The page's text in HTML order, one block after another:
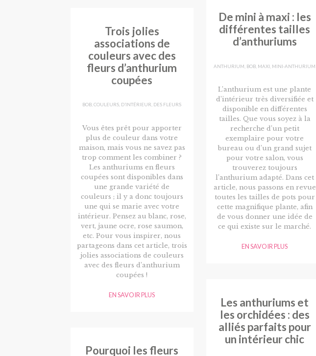
Trois jolies
associations de
couleurs avec des
fleurs d’anthurium
coupées
BOB ,COULEURS D’INTÉRIEUR DES FLEURS
Vous êtes prêt pour apporter
plus de couleur dans votre
maison, mais vous ne savez pas
trop comment les combiner ?
Les anthuriums en fleurs
coupées sont disponibles dans
une grande variété de
couleurs ; il y a donc toujours
une qui se marie avec votre
intérieur. Pensez au blanc, rose,
vert, jaune ocre, rose saumon,
etc. Pour vous inspirer, nous
partageons dans cet article, trois
jolies associations de couleurs
avec des fleurs d’anthurium
coupées !
EN SAVOIR PLUS
Pourquoi les fleurs
De mini à maxi : les
différentes tailles
d’anthuriums
ANTHURIUM BOB MAXI MINI-ANTHURIUM
L’anthurium est une plante
d’intérieur très diversifiée et
disponible en différentes
tailles. Que vous soyez à la
recherche d’un petit
exemplaire pour votre
bureau ou d’un grand sujet
pour votre salon, vous
trouverez toujours
l’anthurium adapté. Dans cet
article, nous passons en revue
toutes les tailles de pots pour
cette magnifique plante, afin
de vous donner une idée de
ce qui existe sur le marché.
EN SAVOIR PLUS
Les anthuriums et
les orchidées : des
alliés parfaits pour
un intérieur chic